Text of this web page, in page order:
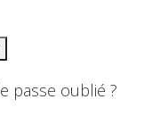
passe oublié ?